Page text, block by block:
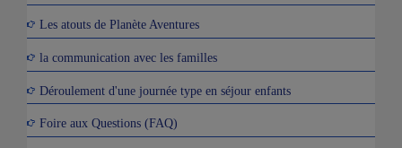
Les atouts de Planète Aventures
la communication avec les familles
Déroulement d'une journée type en séjour enfants
Foire aux Questions (FAQ)